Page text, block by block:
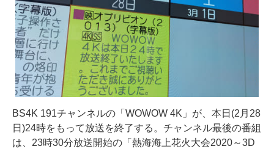
BS4K 191チャンネルの「WOWOW 4K」が、本日(2月28
日)24時をもって放送を終了する。チャンネル最後の番組
は、23時30分放送開始の「熱海海上花火大会2020～3D